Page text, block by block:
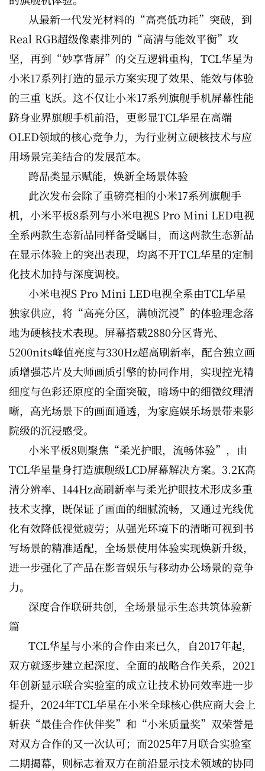
从最新一代发光材料的“高亮低功耗”突破，到
Real RGB超级像素排列的“高清与能效平衡”攻
坚，再到“妙享背屏”的交互逻辑重构，TCL华星为
小米17系列打造的显示方案实现了效果、能效与体验
的三重飞跃。这不仅让小米17系列旗舰手机屏幕性能
跻身业界旗舰手机前沿，更彰显TCL华星在高端
OLED领域的核心竞争力，为行业树立硬核技术与应
用场景完美结合的发展范本。
跨品类显示赋能，焕新全场景体验
此次发布会除了重磅亮相的小米17系列旗舰手
机，小米平板8系列与小米电视S Pro Mini LED电视
全系两款生态新品同样备受瞩目，而这两款生态新品
在显示体验上的突出表现，均离不开TCL华星的定制
化技术加持与深度调校。
小米电视S Pro Mini LED电视全系由TCL华星
独家供应，将“高亮分区，满帧沉浸”的体验理念落
地为硬核技术表现。屏幕搭载2880分区背光、
5200nits峰值亮度与330Hz超高刷新率，配合独立画
质增强芯片及大师画质引擎的协同作用，实现控光精
细度与色彩还原度的全面突破，暗场中的细微纹理清
晰，高光场景下的画面通透，为家庭娱乐场景带来影
院级的沉浸感受。
小米平板8则聚焦“柔光护眼，流畅体验”，由
TCL华星量身打造旗舰级LCD屏幕解决方案。3.2K高
清分辨率、144Hz高刷新率与柔光护眼技术形成多重
技术支撑，既保证了画面的细腻流畅，又通过光线优
化有效降低视觉疲劳；从强光环境下的清晰可视到书
写场景的精准适配，全场景使用体验实现焕新升级，
进一步强化了产品在影音娱乐与移动办公场景的竞争
力。
深度合作联研共创，全场景显示生态共筑体验新
篇
TCL华星与小米的合作由来已久，自2017年起，
双方就逐步建立起深度、全面的战略合作关系，2021
年创新显示联合实验室的成立让技术协同效率进一步
提升，2024年TCL华星在小米全球核心供应商大会上
斩获“最佳合作伙伴奖”和“小米质量奖”双荣誉是
对双方合作的又一次认可；而2025年7月联合实验室
二期揭幕，则标志着双方在前沿显示技术领域的协同